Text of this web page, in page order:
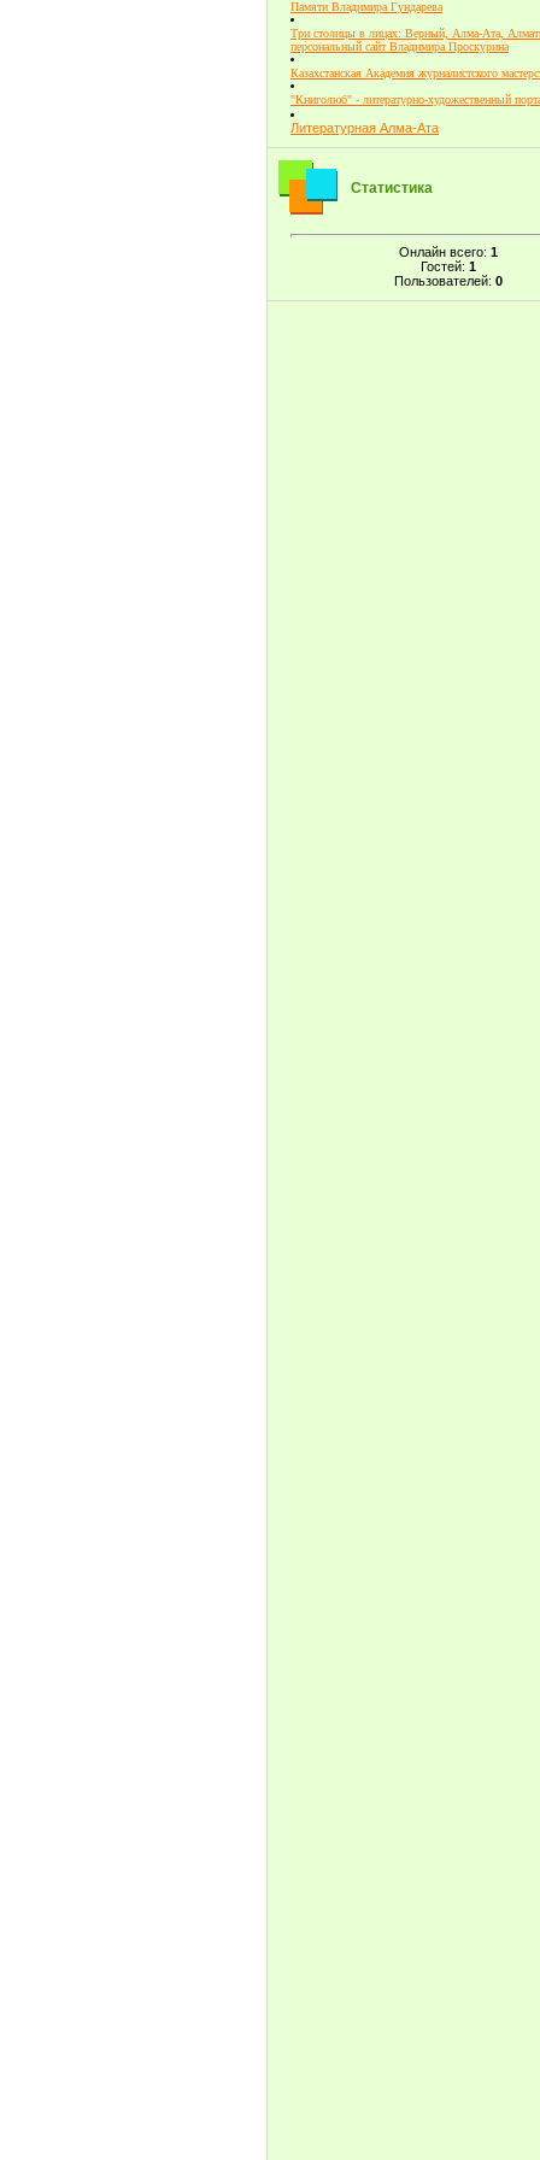
Памяти Владимира Гундарева
Три столицы в лицах: Верный, Алма-Ата,
персональный сайт Владимира Проскурина
Казахстанская Академия журналистского
"Книголюб" - литературно-художественный
Литературная Алма-Ата
Статистика
Онлайн всего: 1
Гостей: 1
Пользователей: 0